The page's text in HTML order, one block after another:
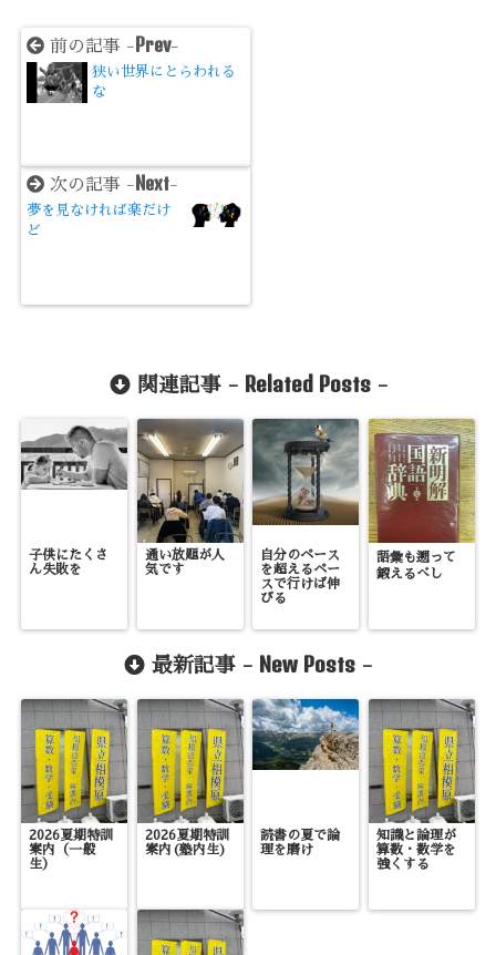
前の記事 - Prev-
狭い世界にとらわれる
な
次の記事 - Next-
夢を見なければ楽だけ
ど
関連記事 - Related Posts-
子供にたくさ
ん失敗を
通い放題が人
気です
自分のペース
を超えるペー
スで行けば伸
びる
語彙も遡って
鍛えるべし
最新記事 - New Posts -
2026夏期特訓
案内（一般
生）
2026夏期特訓
案内(塾内生)
読書の夏で論
理を磨け
知識と論理が
算数・数学を
強くする